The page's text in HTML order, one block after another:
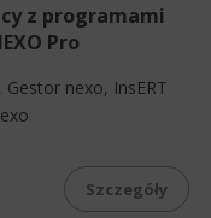
z programami
Pro
, Gestor nexo, InsERT
Szczegóły